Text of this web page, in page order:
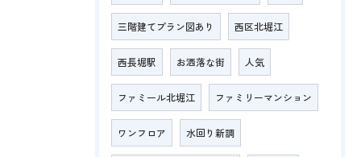
三階建てプラン図あり 西区北堀江
西長堀駅 お洒落な街 人気
ファミール北堀江 ファミリーマンション
ワンフロア 水回り新調